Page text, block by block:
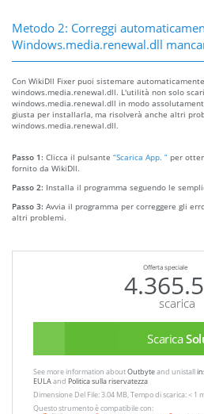
Metodo 2: Correggi
Windows.media.renewal.dll
Con WikiDll Fixer puoi sistemare
windows.media.renewal.dll. L'utilità non solo
windows.media.renewal.dll in modo
giusta per installarla, ma risolverà anche altri
windows.media.renewal.dll.
Passo 1: Clicca il pulsante “Scarica App. ” per
fornito da WikiDll.
Passo 2: Installa il programma seguendo le
Passo 3: Avvia il programma per correggere gli
altri problemi.
Offerta speciale
scarica
Scarica
See more information aboutOutbyteand unistall
EULAand Politica sulla riservatezza
Dimensione Del File: 3.04 MB, Tempo di scarica: < 1
Questo strumento è compatibile con: